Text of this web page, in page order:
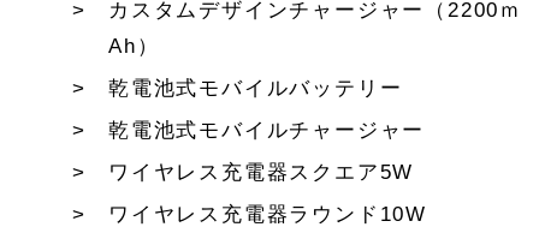
カスタムデザインチャージャー（2200ｍ
Ah）
乾電池式モバイルバッテリー
乾電池式モバイルチャージャー
ワイヤレス充電器スクエア5W
ワイヤレス充電器ラウンド10W